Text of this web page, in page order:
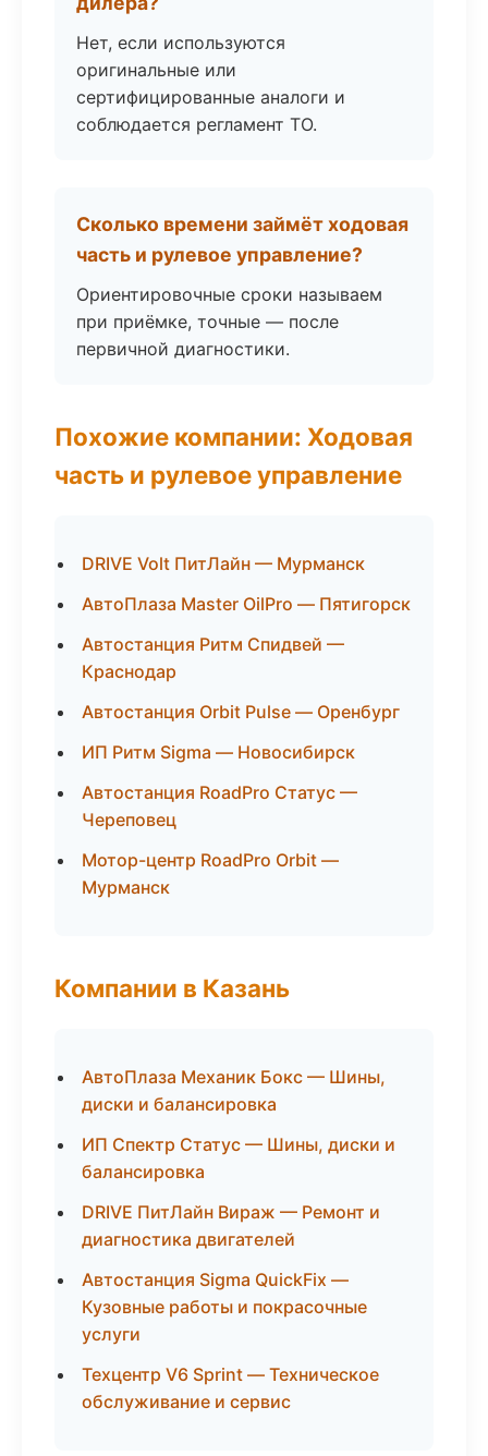
Нет, если используются
оригинальные или
сертифицированные аналоги и
соблюдается регламент ТО.
Сколько времени займёт ходовая
часть и рулевое управление?
Ориентировочные сроки называем
при приёмке, точные — после
первичной диагностики.
Похожие компании: Ходовая
часть и рулевое управление
DRIVE Volt ПитЛайн — Мурманск
АвтоПлаза Master OilPro — Пятигорск
Автостанция Ритм Спидвей —
Краснодар
Автостанция Orbit Pulse — Оренбург
ИП Ритм Sigma — Новосибирск
Автостанция RoadPro Статус —
Череповец
Мотор-центр RoadPro Orbit —
Мурманск
Компании в Казань
АвтоПлаза Механик Бокс — Шины,
диски и балансировка
ИП Спектр Статус — Шины, диски и
балансировка
DRIVE ПитЛайн Вираж — Ремонт и
диагностика двигателей
Автостанция Sigma QuickFix —
Кузовные работы и покрасочные
услуги
Техцентр V6 Sprint — Техническое
обслуживание и сервис